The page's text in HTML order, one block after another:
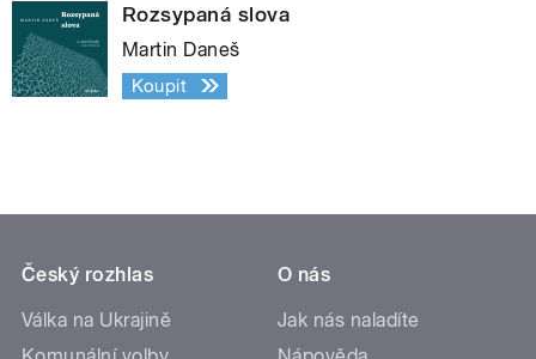
Rozsypaná slova
Martin Daneš
Koupit
Český rozhlas
Válka na Ukrajině
O nás
Jak nás naladíte